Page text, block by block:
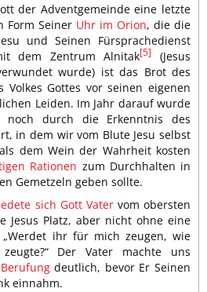
der Adventgemeinde eine letzte
Form Seiner Uhr im Orion, die die
und Seinen Fürsprachedienst
dem Zentrum Alnitak[5]
(Jesus
wurde) ist das Brot des
Volkes Gottes vor seinen eigenen
Leiden. Im Jahr darauf wurde
noch durch die Erkenntnis des
in dem wir vom Blute Jesu selbst
dem Wein der Wahrheit kosten
Rationen zum Durchhalten in
Gemetzeln geben sollte.
sich Gott Vatervom obersten
Jesus Platz, aber nicht ohne eine
ihr für mich zeugen, wie
Der Vater machte uns
deutlich, bevor Er Seinen
einnahm.